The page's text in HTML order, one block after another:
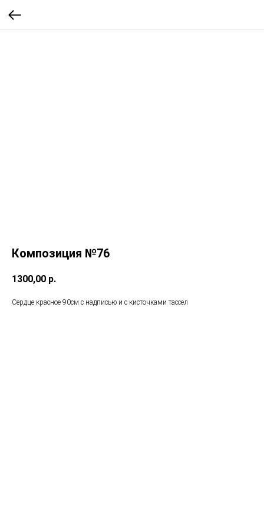
Композиция №76
1300,00 р.
Сердце красное 90см с надписью и с кисточками тассел